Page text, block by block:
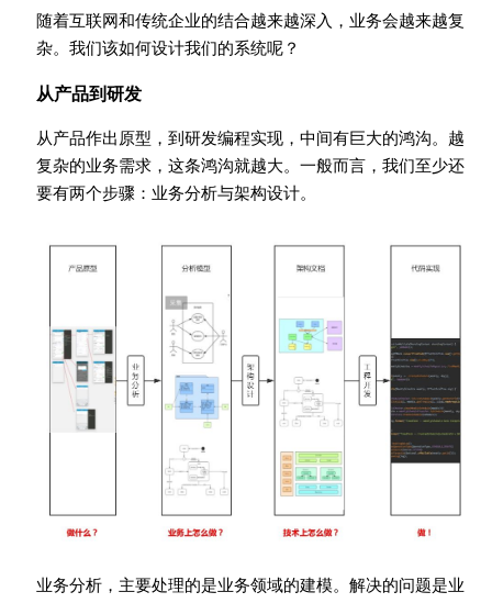
随着互联网和传统企业的结合越来越深入，业务会越来越复
杂。我们该如何设计我们的系统呢？
从产品到研发
从产品作出原型，到研发编程实现，中间有巨大的鸿沟。越
复杂的业务需求，这条鸿沟就越大。一般而言，我们至少还
要有两个步骤：业务分析与架构设计。
业务分析，主要处理的是业务领域的建模。解决的问题是业